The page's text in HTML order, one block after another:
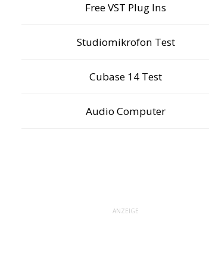
Free VST Plug Ins
Studiomikrofon Test
Cubase 14 Test
Audio Computer
ANZEIGE